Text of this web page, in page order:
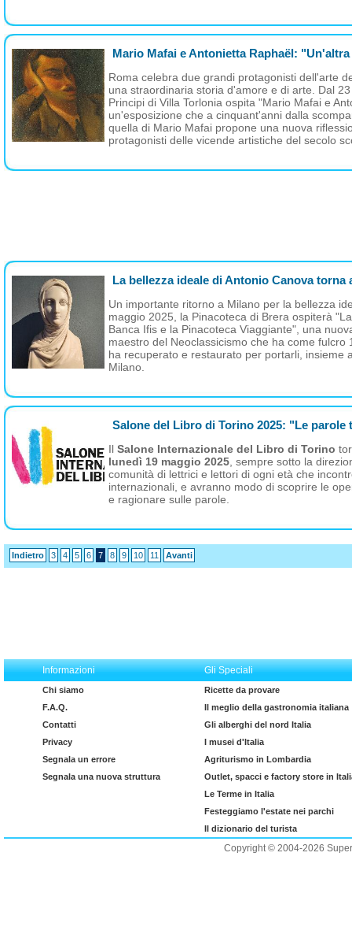
Mario Mafai e Antonietta Raphaël:
Roma celebra due grandi protagonisti dell'arte
una straordinaria storia d'amore e di arte. Dal
Principi di Villa Torlonia ospita "Mario Mafai e
un'esposizione che a cinquant'anni dalla
quella di Mario Mafai propone una nuova
protagonisti delle vicende artistiche del secolo
La bellezza ideale di Antonio Canova torna
Un importante ritorno a Milano per la bellezza
maggio 2025, la Pinacoteca di Brera ospiterà
Banca Ifis e la Pinacoteca Viaggiante", una
maestro del Neoclassicismo che ha come
ha recuperato e restaurato per portarli, insieme
Milano.
Salone del Libro di Torino 2025: "Le parole
Il Salone Internazionale del Libro di Torino
lunedì 19 maggio 2025 , sempre sotto la
comunità di lettrici e lettori di ogni età che
internazionali, e avranno modo di scoprire le
e ragionare sulle parole.
Indietro 3 4 5 6 7 8 9 10 11 Avanti
Informazioni Gli Speciali
Chi siamo
F.A.Q.
Contatti
Privacy
Segnala un errore
Segnala una nuova struttura
Ricette da provare
Il meglio della gastronomia italiana
Gli alberghi del nord Italia
I musei d'Italia
Agriturismo in Lombardia
Outlet, spacci e factory store in
Le Terme in Italia
Festeggiamo l'estate nei parchi
Il dizionario del turista
Copyright © 2004-2026